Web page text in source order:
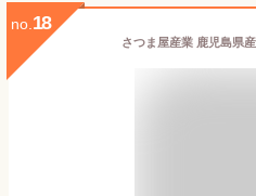
no. 18
さつま屋産業 鹿児島県